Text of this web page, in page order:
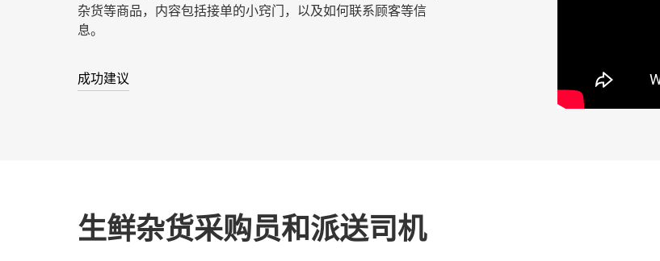
杂货等商品，内容包括接单的小窍门，以及如何联系顾客等信
息。
成功建议
生鲜杂货采购员和派送司机